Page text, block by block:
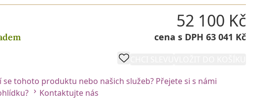
52 100 Kč
cena s DPH 63 041 Kč
tohoto produktu nebo našich služeb? Přejete si s námi
Kontaktujte nás